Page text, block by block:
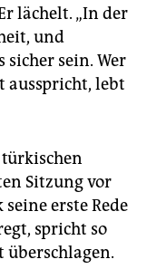
lächelt. „In der
und
sicher sein. Wer
ausspricht, lebt
türkischen
Sitzung vor
erste Rede
spricht so
überschlagen.